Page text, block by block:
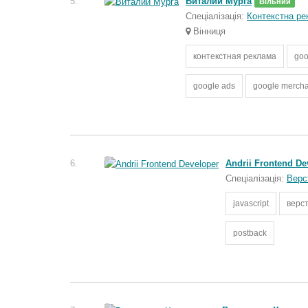
Спеціалізація: Контекстна
Вінниця
контекстная реклама
google ads google
6.
Andrii Frontend
Спеціалізація:
javascript
postback